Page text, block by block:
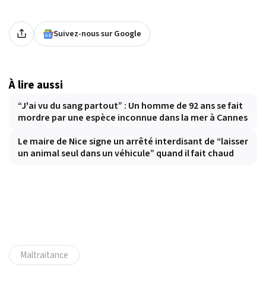
Suivez-nous sur Google
À lire aussi
“J'ai vu du sang partout” : Un homme de 92 ans se fait
mordre par une espèce inconnue dans la mer à Cannes
Le maire de Nice signe un arrêté interdisant de “laisser
un animal seul dans un véhicule” quand il fait chaud
Maltraitance